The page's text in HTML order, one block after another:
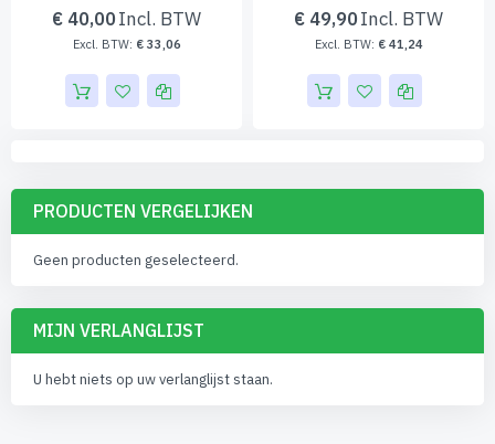
€ 40,00
€ 33,06
€ 49,90
€ 41,24
PRODUCTEN VERGELIJKEN
Geen producten geselecteerd.
MIJN VERLANGLIJST
U hebt niets op uw verlanglijst staan.